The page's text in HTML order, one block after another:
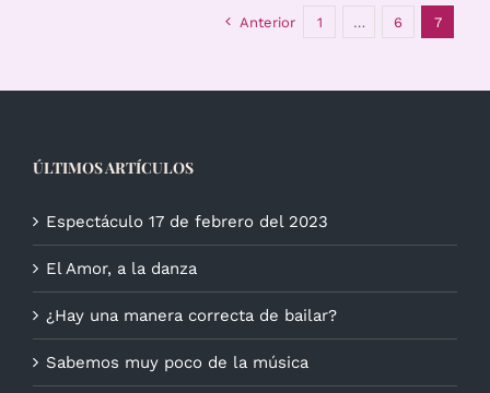
Anterior 1 … 6 7
ÚLTIMOS ARTÍCULOS
Espectáculo 17 de febrero del 2023
El Amor, a la danza
¿Hay una manera correcta de bailar?
Sabemos muy poco de la música